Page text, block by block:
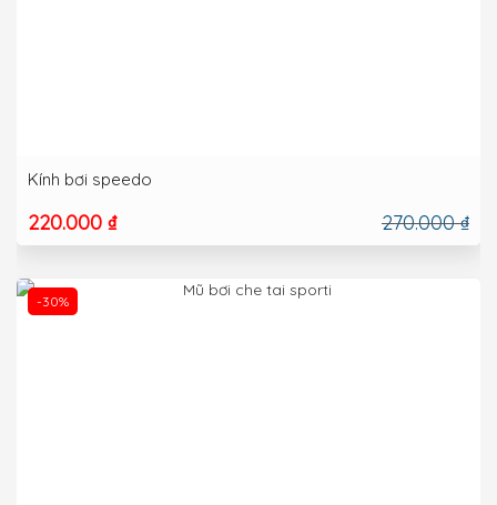
Kính bơi speedo
220.000 ₫ 270.000 ₫
-30%